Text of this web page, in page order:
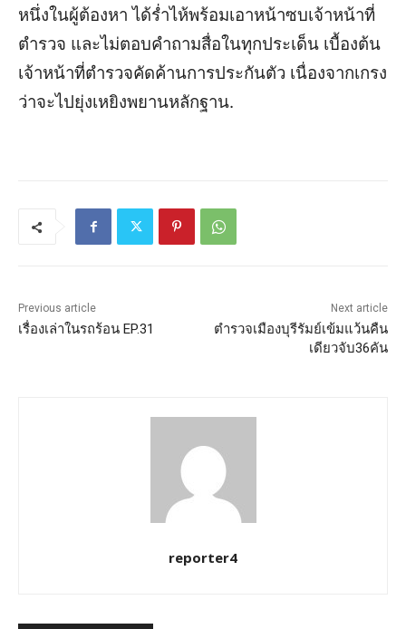
หนึ่งในผู้ต้องหา ได้ร่ำไห้พร้อมเอาหน้าซบเจ้าหน้าที่
ตำรวจ และไม่ตอบคำถามสื่อในทุกประเด็น เบื้องต้น
เจ้าหน้าที่ตำรวจคัดค้านการประกันตัว เนื่องจากเกรง
ว่าจะไปยุ่งเหยิงพยานหลักฐาน.
Previous article
เรื่องเล่าในรถร้อน EP.31
Next article
ตำรวจเมืองบุรีรัมย์เข้มแว้นคืน
เดียวจับ36คัน
reporter4